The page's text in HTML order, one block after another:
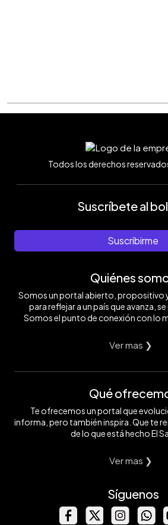
Todos los derechos
Suscríbete al
Suscribirme
Quiénes
Somos un portal abierto, propositivo
para reflejar a un país que avanza, se
Somos el punto de conexión con lo
Ver mas ❯
Qué
Te ofrecemos un portal que
informa, pero también inspira. Que te
de lo que está hecho El
Ver mas ❯
Síguenos